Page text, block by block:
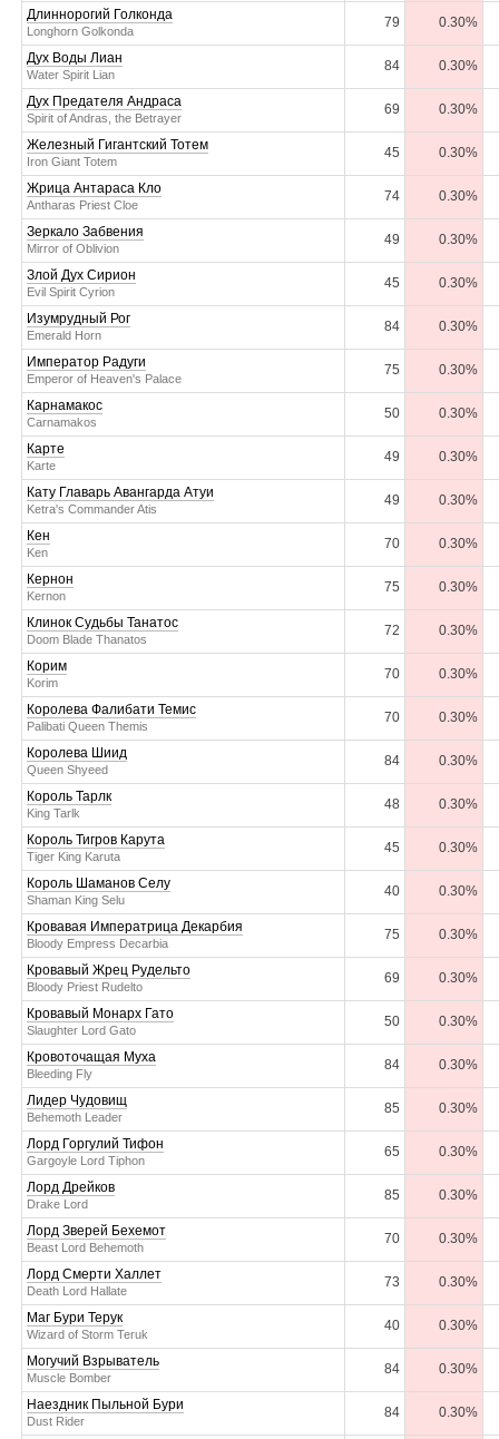
Длиннорогий Голконда
Longhorn Golkonda
79 0.30%
Дух Воды Лиан
Water Spirit Lian
84 0.30%
Дух Предателя Андраса
Spirit of Andras, the Betrayer
69 0.30%
Железный Гигантский Тотем
Iron Giant Totem
45 0.30%
Жрица Антараса Кло
Antharas Priest Cloe
74 0.30%
Зеркало Забвения
Mirror of Oblivion
49 0.30%
Злой Дух Сирион
Evil Spirit Cyrion
45 0.30%
Изумрудный Рог
Emerald Horn
84 0.30%
Император Радуги
Emperor of Heaven's Palace
75 0.30%
Карнамакос
Carnamakos
50 0.30%
Карте
Karte
49 0.30%
Кату Главарь Авангарда Атуи
Ketra's Commander Atis
49 0.30%
Кен
Ken
70 0.30%
Кернон
Kernon
75 0.30%
Клинок Судьбы Танатос
Doom Blade Thanatos
72 0.30%
Корим
Korim
70 0.30%
Королева Фалибати Темис
Palibati Queen Themis
70 0.30%
Королева Шиид
Queen Shyeed
84 0.30%
Король Тарлк
King Tarlk
48 0.30%
Король Тигров Карута
Tiger King Karuta
45 0.30%
Король Шаманов Селу
Shaman King Selu
40 0.30%
Кровавая Императрица Декарбия
Bloody Empress Decarbia
75 0.30%
Кровавый Жрец Рудельто
Bloody Priest Rudelto
69 0.30%
Кровавый Монарх Гато
Slaughter Lord Gato
50 0.30%
Кровоточащая Муха
Bleeding Fly
84 0.30%
Лидер Чудовищ
Behemoth Leader
85 0.30%
Лорд Горгулий Тифон
Gargoyle Lord Tiphon
65 0.30%
Лорд Дрейков
Drake Lord
85 0.30%
Лорд Зверей Бехемот
Beast Lord Behemoth
70 0.30%
Лорд Смерти Халлет
Death Lord Hallate
73 0.30%
Маг Бури Терук
Wizard of Storm Teruk
40 0.30%
Могучий Взрыватель
Muscle Bomber
84 0.30%
Наездник Пыльной Бури
Dust Rider
84 0.30%